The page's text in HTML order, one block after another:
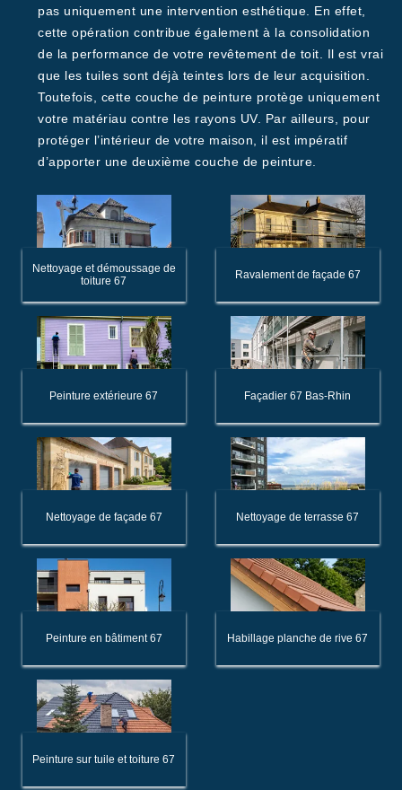
pas uniquement une intervention esthétique. En effet,
cette opération contribue également à la consolidation
de la performance de votre revêtement de toit. Il est vrai
que les tuiles sont déjà teintes lors de leur acquisition.
Toutefois, cette couche de peinture protège uniquement
votre matériau contre les rayons UV. Par ailleurs, pour
protéger l’intérieur de votre maison, il est impératif
d’apporter une deuxième couche de peinture.
Nettoyage et démoussage de
toiture 67
Ravalement de façade 67
Peinture extérieure 67 Façadier 67 Bas-Rhin
Nettoyage de façade 67 Nettoyage de terrasse 67
Peinture en bâtiment 67 Habillage planche de rive 67
Peinture sur tuile et toiture 67